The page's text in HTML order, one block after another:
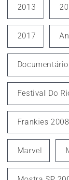
2013
2017
Documentário
Festival Do
Frankies 2008
Marvel